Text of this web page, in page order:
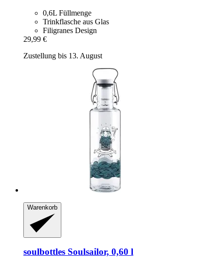
0,6L Füllmenge
Trinkflasche aus Glas
Filigranes Design
29,99 €
Zustellung bis 13. August
Warenkorb
soulbottles Soulsailor, 0,60 l